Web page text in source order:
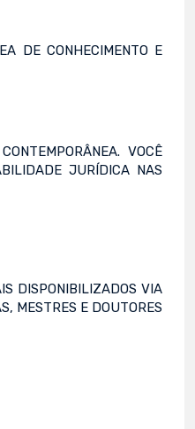
DE CONHECIMENTO E
VOCÊ
JURÍDICA NAS
DISPONIBILIZADOS VIA
MESTRES E DOUTORES